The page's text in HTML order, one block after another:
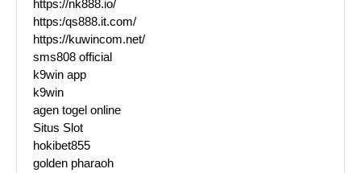
https://nk888.io/
https:/qs888.it.com/
https://kuwincom.net/
sms808 official
k9win app
k9win
agen togel online
Situs Slot
hokibet855
golden pharaoh